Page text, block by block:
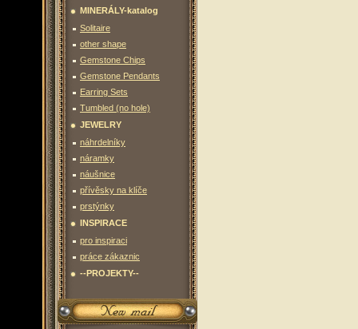
MINERÁLY-katalog
Solitaire
other shape
Gemstone Chips
Gemstone Pendants
Earring Sets
Tumbled (no hole)
JEWELRY
náhrdelníky
náramky
náušnice
přívěsky na klíče
prstýnky
INSPIRACE
pro inspiraci
práce zákaznic
--PROJEKTY--